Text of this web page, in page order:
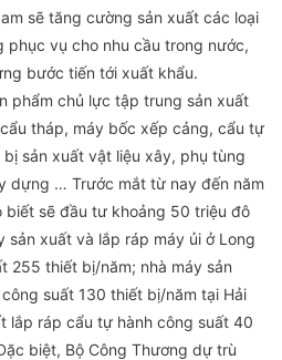
sẽ tăng cường sản xuất các loại
vụ cho nhu cầu trong nước,
bước tiến tới xuất khẩu.
phẩm chủ lực tập trung sản xuất
tháp, máy bốc xếp cảng, cẩu tự
sản xuất vật liệu xây, phụ tùng
dựng … Trước mắt từ nay đến năm
biết sẽ đầu tư khoảng 50 triệu đô
sản xuất và lắp ráp máy ủi ở Long
255 thiết bị/năm; nhà máy sản
suất 130 thiết bị/năm tại Hải
lắp ráp cẩu tự hành công suất 40
biệt, Bộ Công Thương dự trù